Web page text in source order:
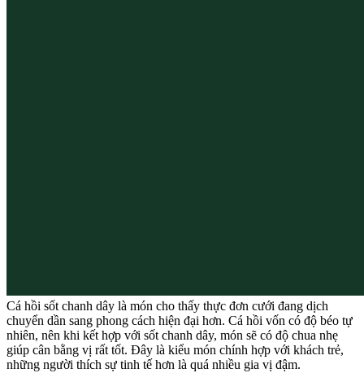
Cá hồi sốt chanh dây là món cho thấy thực đơn cưới đang dịch
chuyển dần sang phong cách hiện đại hơn. Cá hồi vốn có độ béo tự
nhiên, nên khi kết hợp với sốt chanh dây, món sẽ có độ chua nhẹ
giúp cân bằng vị rất tốt. Đây là kiểu món chính hợp với khách trẻ,
những người thích sự tinh tế hơn là quá nhiều gia vị đậm.